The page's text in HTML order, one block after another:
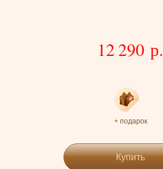
12 290 р.
+ подарок
Купить